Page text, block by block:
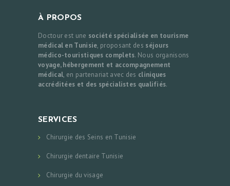
À PROPOS
Doctour est une société spécialisée en tourisme
médical en Tunisie, proposant des séjours
médico-touristiques complets. Nous organisons
voyage, hébergement et accompagnement
médical, en partenariat avec des cliniques
accréditées et des spécialistes qualifiés.
SERVICES
Chirurgie des Seins en Tunisie
Chirurgie dentaire Tunisie
Chirurgie du visage